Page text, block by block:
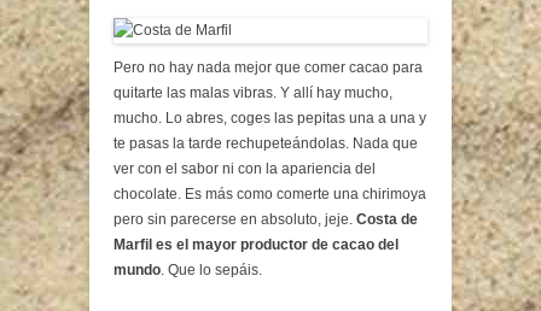
Pero no hay nada mejor que comer cacao para
quitarte las malas vibras. Y allí hay mucho,
mucho. Lo abres, coges las pepitas una a una y
te pasas la tarde rechupeteándolas. Nada que
ver con el sabor ni con la apariencia del
chocolate. Es más como comerte una chirimoya
pero sin parecerse en absoluto, jeje. Costa de
Marfil es el mayor productor de cacao del
mundo. Que lo sepáis.